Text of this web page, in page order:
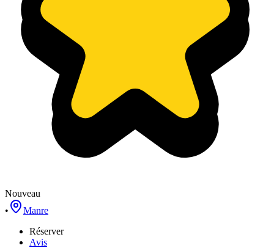
Nouveau
•
Manre
Réserver
Avis